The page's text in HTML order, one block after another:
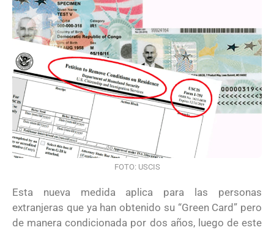
FOTO: USCIS
Esta nueva medida aplica para las personas
extranjeras que ya han obtenido su “Green Card” pero
de manera condicionada por dos años, luego de este